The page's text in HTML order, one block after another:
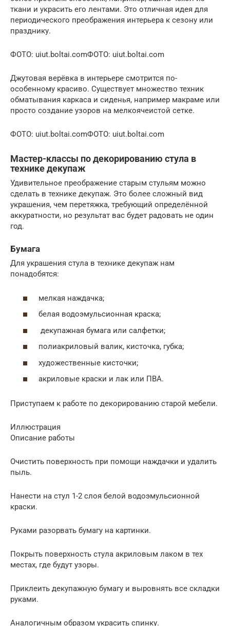
ткани и украсить его лентами. Это отличная идея для
периодического преображения интерьера к сезону или
празднику.
ФОТО: uiut.boltai.comФОТО: uiut.boltai.com
Джутовая верёвка в интерьере смотрится по-
особенному красиво. Существует множество техник
обматывания каркаса и сиденья, например макраме или
просто создание узоров на мелкоячеистой сетке.
ФОТО: uiut.boltai.comФОТО: uiut.boltai.com
Мастер-классы по декорированию стула в
технике декупаж
Удивительное преображение старым стульям можно
сделать в технике декупаж. Это более сложный вид
украшения, чем перетяжка, требующий определённой
аккуратности, но результат вас будет радовать не один
год.
Бумага
Для украшения стула в технике декупаж нам
понадобятся:
мелкая наждачка;
белая водоэмульсионная краска;
декупажная бумага или салфетки;
полиакриловый валик, кисточка, губка;
художественные кисточки;
акриловые краски и лак или ПВА.
Приступаем к работе по декорированию старой мебели.
Иллюстрация
Описание работы
Очистить поверхность при помощи наждачки и удалить
пыль.
Нанести на стул 1-2 слоя белой водоэмульсионной
краски.
Руками разорвать бумагу на картинки.
Покрыть поверхность стула акриловым лаком в тех
местах, где будут узоры.
Приклеить декупажную бумагу и выровнять все складки
руками.
Аналогичным образом украсить спинку.